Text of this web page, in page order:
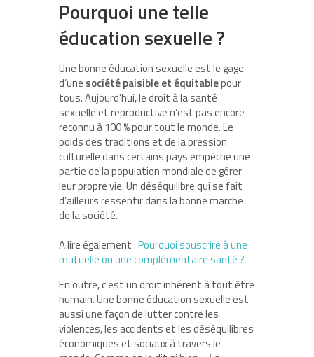
Pourquoi une telle
éducation sexuelle ?
Une bonne éducation sexuelle est le gage
d’une société paisible et équitablepour
tous. Aujourd’hui, le droit à la santé
sexuelle et reproductive n’est pas encore
reconnu à 100 % pour tout le monde. Le
poids des traditions et de la pression
culturelle dans certains pays empêche une
partie de la population mondiale de gérer
leur propre vie. Un déséquilibre qui se fait
d’ailleurs ressentir dans la bonne marche
de la société.
A lire également :Pourquoi souscrire à une
mutuelle ou une complémentaire santé ?
En outre, c’est un droit inhérent à tout être
humain. Une bonne éducation sexuelle est
aussi une façon de lutter contre les
violences, les accidents et les déséquilibres
économiques et sociaux à travers le